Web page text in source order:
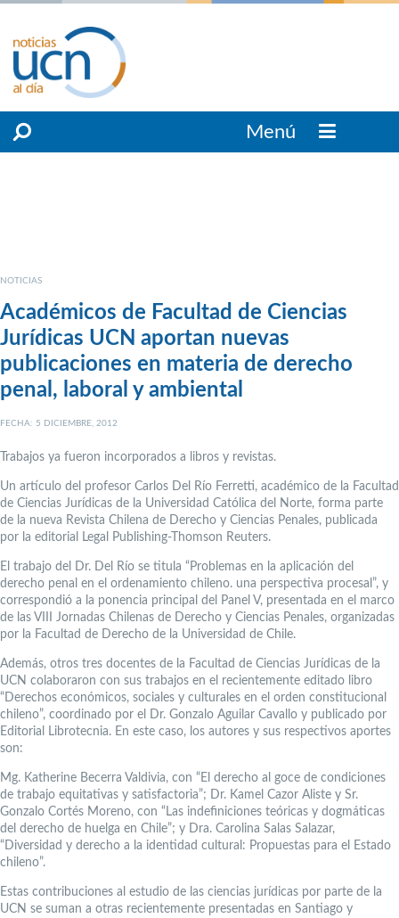
Menú
NOTICIAS
Académicos de Facultad de Ciencias
Jurídicas UCN aportan nuevas
publicaciones en materia de derecho
penal, laboral y ambiental
FECHA: 5 DICIEMBRE, 2012
Trabajos ya fueron incorporados a libros y revistas.
Un artículo del profesor Carlos Del Río Ferretti, académico de la Facultad
de Ciencias Jurídicas de la Universidad Católica del Norte, forma parte
de la nueva Revista Chilena de Derecho y Ciencias Penales, publicada
por la editorial Legal Publishing-Thomson Reuters.
El trabajo del Dr. Del Río se titula “Problemas en la aplicación del
derecho penal en el ordenamiento chileno. una perspectiva procesal”, y
correspondió a la ponencia principal del Panel V, presentada en el marco
de las VIII Jornadas Chilenas de Derecho y Ciencias Penales, organizadas
por la Facultad de Derecho de la Universidad de Chile.
Además, otros tres docentes de la Facultad de Ciencias Jurídicas de la
UCN colaboraron con sus trabajos en el recientemente editado libro
“Derechos económicos, sociales y culturales en el orden constitucional
chileno”, coordinado por el Dr. Gonzalo Aguilar Cavallo y publicado por
Editorial Librotecnia. En este caso, los autores y sus respectivos aportes
son:
Mg. Katherine Becerra Valdivia, con “El derecho al goce de condiciones
de trabajo equitativas y satisfactoria”; Dr. Kamel Cazor Aliste y Sr.
Gonzalo Cortés Moreno, con “Las indefiniciones teóricas y dogmáticas
del derecho de huelga en Chile”; y Dra. Carolina Salas Salazar,
“Diversidad y derecho a la identidad cultural: Propuestas para el Estado
chileno”.
Estas contribuciones al estudio de las ciencias jurídicas por parte de la
UCN se suman a otras recientemente presentadas en Santiago y